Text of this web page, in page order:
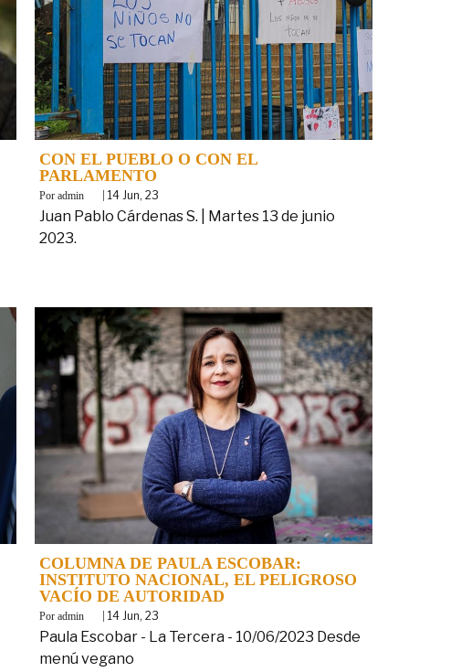
CON EL PUEBLO O CON EL
PARLAMENTO
By admin 14 Jun, 23
Juan Pablo Cárdenas S. | Martes 13 de junio
2023.
COLUMNA DE PAULA ESCOBAR:
INSTITUTO NACIONAL, EL PELIGROSO
VACÍO DE AUTORIDAD
By admin 14 Jun, 23
Paula Escobar - La Tercera - 10/06/2023 Desde
menú vegano